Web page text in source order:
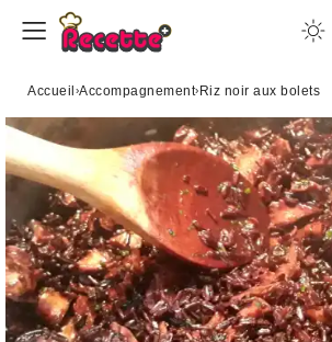
Accueil ›Accompagnement› Riz noir aux bolets